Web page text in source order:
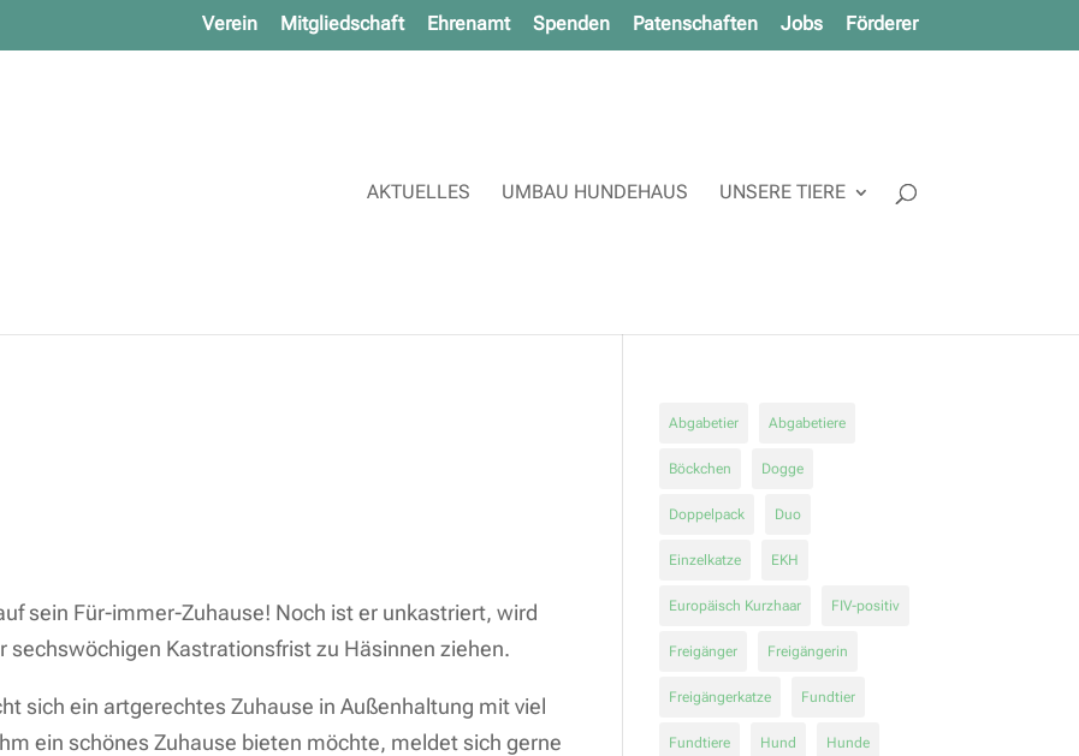
Verein Mitgliedschaft Ehrenamt Spenden Patenschaften Jobs Förderer
AKTUELLES UMBAU HUNDEHAUS UNSERE TIERE
sein Für-immer-Zuhause! Noch ist er unkastriert, wird
sechswöchigen Kastrationsfrist zu Häsinnen ziehen.
sich ein artgerechtes Zuhause in Außenhaltung mit viel
ein schönes Zuhause bieten möchte, meldet sich gerne
Abgabetier Abgabetiere
Böckchen Dogge
Doppelpack Duo
Einzelkatze EKH
Europäisch Kurzhaar FIV-positiv
Freigänger Freigängerin
Freigängerkatze Fundtier
Fundtiere Hund Hunde